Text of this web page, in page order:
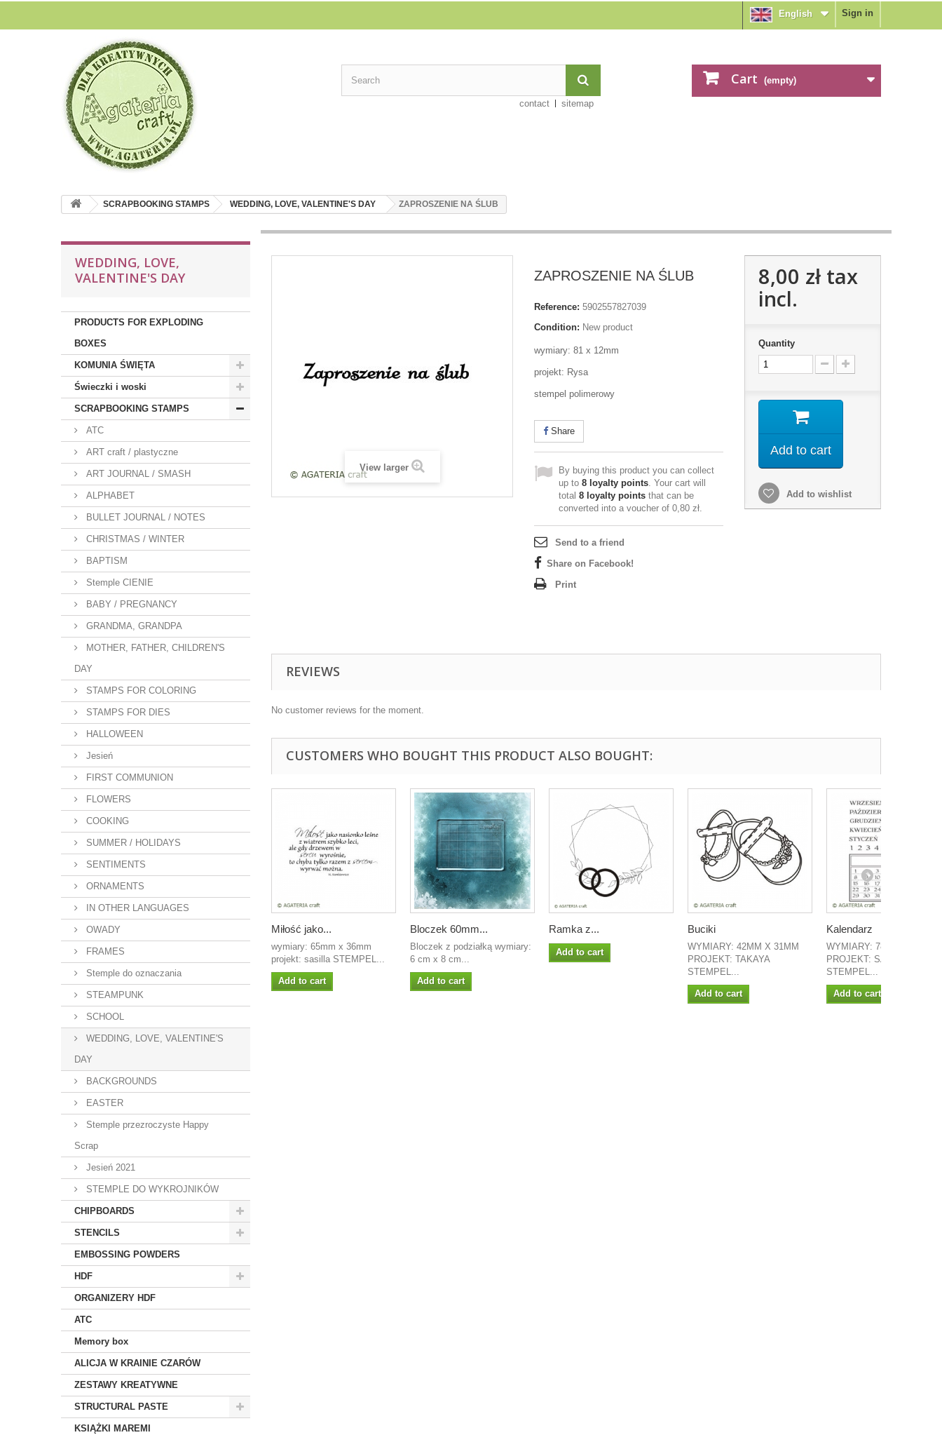
Sign in
English
Cart (empty)
contact sitemap
SCRAPBOOKING STAMPS WEDDING, LOVE, VALENTINE'S DAY ZAPROSZENIE NA ŚLUB
WEDDING, LOVE,
VALENTINE'S DAY
PRODUCTS FOR EXPLODING
BOXES
KOMUNIA ŚWIĘTA
Świeczki i woski
SCRAPBOOKING STAMPS
ATC
ART craft / plastyczne
ART JOURNAL / SMASH
ALPHABET
BULLET JOURNAL / NOTES
CHRISTMAS / WINTER
BAPTISM
Stemple CIENIE
BABY / PREGNANCY
GRANDMA, GRANDPA
MOTHER, FATHER, CHILDREN'S
DAY
STAMPS FOR COLORING
STAMPS FOR DIES
HALLOWEEN
Jesień
FIRST COMMUNION
FLOWERS
COOKING
SUMMER / HOLIDAYS
SENTIMENTS
ORNAMENTS
IN OTHER LANGUAGES
OWADY
FRAMES
Stemple do oznaczania
STEAMPUNK
SCHOOL
WEDDING, LOVE, VALENTINE'S
DAY
BACKGROUNDS
EASTER
Stemple przezroczyste Happy
Scrap
Jesień 2021
STEMPLE DO WYKROJNIKÓW
CHIPBOARDS
STENCILS
EMBOSSING POWDERS
HDF
ORGANIZERY HDF
ATC
Memory box
ALICJA W KRAINIE CZARÓW
ZESTAWY KREATYWNE
STRUCTURAL PASTE
KSIĄŻKI MAREMI
View larger
ZAPROSZENIE NA ŚLUB
Reference: 5902557827039
Condition: New product
wymiary: 81 x 12mm
projekt: Rysa
stempel polimerowy
Share
By buying this product you can collect
up to 8 loyalty points. Your cart will
total 8 loyalty points that can be
converted into a voucher of 0,80 zł.
Send to a friend
Share on Facebook!
Print
8,00 złtax
incl.
Quantity
Add to cart
Add to wishlist
REVIEWS
No customer reviews for the moment.
CUSTOMERS WHO BOUGHT THIS PRODUCT ALSO BOUGHT:
Miłość jako...
wymiary: 65mm x 36mm
projekt: sasilla STEMPEL...
Add to cart
Bloczek 60mm...
Bloczek z podziałką wymiary:
6 cm x 8 cm...
Add to cart
Ramka z...
Add to cart
Buciki
WYMIARY: 42MM X 31MM
PROJEKT: TAKAYA
STEMPEL...
Add to cart
Kalendarz
WYMIARY: 78MM X 100MM
PROJEKT: SASILLA
STEMPEL...
Add to cart